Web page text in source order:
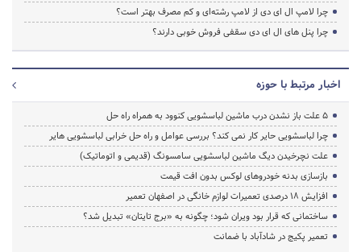
چرا لامپ ال ای دی از لامپ رشته‌ای و کم مصرف بهتر است؟
چرا پنل های ال ای دی سقفی فروش خوبی دارند؟
اخبار مرتبط با حوزه
5 علت باز نشدن درب ماشین لباسشویی کنوود به همراه راه حل
چرا لباسشویی حایر کار نمی کند؟ بررسی عوامل و راه حل خرابی لباسشویی هایر
علت نچرخیدن دیگ ماشین لباسشویی سامسونگ (قدیمی و اتوماتیک)
بازسازی بدنه خودروهای لوکس بدون افت قیمت
افزایش ۱۸ درصدی تعمیرات لوازم خانگی در اصفهان تعمیر
ساختمانی که قرار بود ویران شود؛ چگونه به «برج تایتان» تبدیل شد؟
تعمیر پکیج در شادآباد با ضمانت